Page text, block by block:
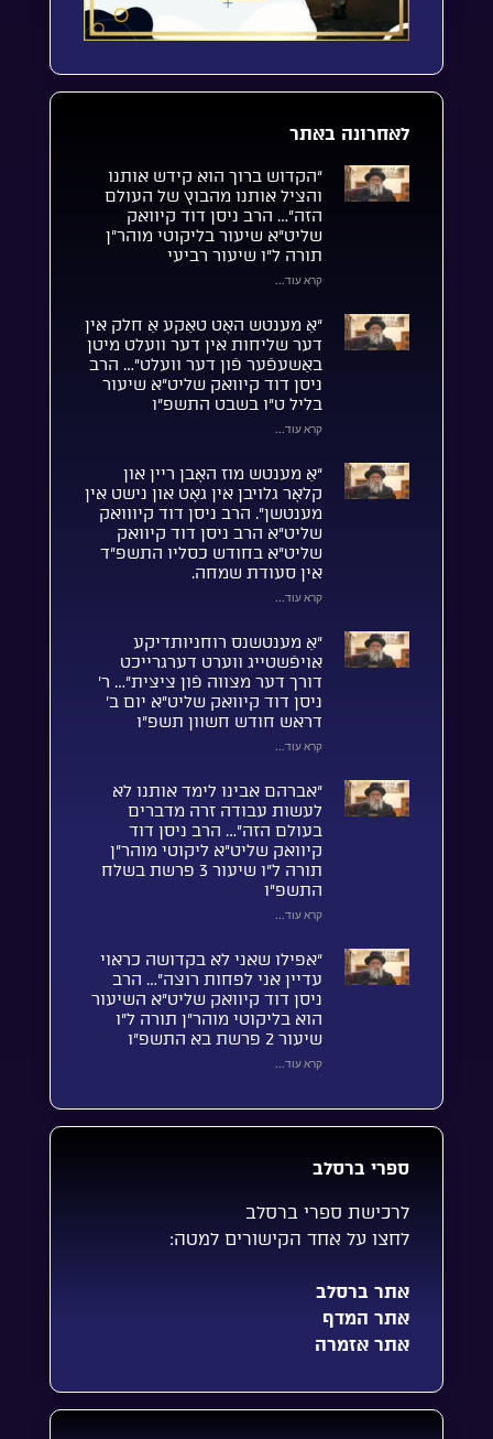
לאחרונה באתר
“הקדוש ברוך הוא קידש אותנו
והציל אותנו מהבוץ של העולם
הזה”… הרב ניסן דוד קיוואק
שליט”א שיעור בליקוטי מוהר”ן
תורה ל”ו שיעור רביעי
קרא עוד...
“אַ מענטש האָט טאַקע אַ חלק אין
דער שליחות אין דער וועלט מיטן
באַשעפֿער פֿון דער וועלט”… הרב
ניסן דוד קיוואק שליט”א שיעור
בליל ט”ו בשבט התשפ”ו
קרא עוד...
“אַ מענטש מוז האָבן ריין און
קלאָר גלויבן אין גאָט און נישט אין
מענטשן”. הרב ניסן דוד קיווואק
שליט”א הרב ניסן דוד קיוואק
שליט”א בחודש כסליו התשפ”ד
אין סעודת שמחה.
קרא עוד...
“אַ מענטשנס רוחניותדיקע
אויפֿשטייג ווערט דערגרייכט
דורך דער מצווה פֿון ציצית”… ר’
ניסן דוד קיוואק שליט”א יום ב’
דראש חודש חשוון תשפ”ו
קרא עוד...
“אברהם אבינו לימד אותנו לא
לעשות עבודה זרה מדברים
בעולם הזה”… הרב ניסן דוד
קיוואק שליט”א ליקוטי מוהר”ן
תורה ל”ו שיעור 3 פרשת בשלח
התשפ”ו
קרא עוד...
“אפילו שאני לא בקדושה כראוי
עדיין אני לפחות רוצה”… הרב
ניסן דוד קיוואק שליט”א השיעור
הוא בליקוטי מוהר”ן תורה ל”ו
שיעור 2 פרשת בא התשפ”ו
קרא עוד...
ספרי ברסלב
לרכישת ספרי ברסלב
לחצו על אחד הקישורים למטה:
אתר ברסלב
אתר המדף
אתר אזמרה